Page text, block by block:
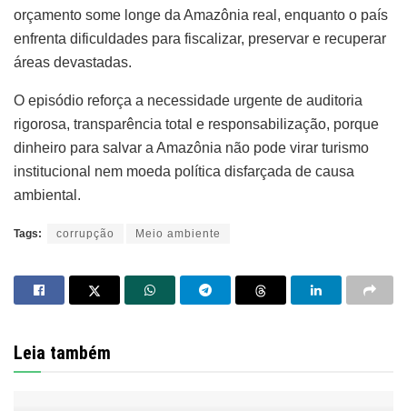
orçamento some longe da Amazônia real, enquanto o país
enfrenta dificuldades para fiscalizar, preservar e recuperar
áreas devastadas.
O episódio reforça a necessidade urgente de auditoria
rigorosa, transparência total e responsabilização, porque
dinheiro para salvar a Amazônia não pode virar turismo
institucional nem moeda política disfarçada de causa
ambiental.
Tags: corrupção Meio ambiente
Leia também